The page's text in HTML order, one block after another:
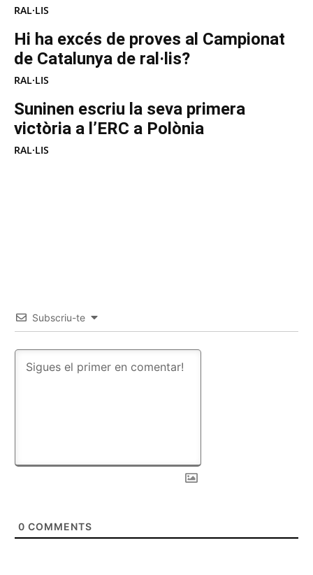
RAL·LIS
Hi ha excés de proves al Campionat
de Catalunya de ral·lis?
RAL·LIS
Suninen escriu la seva primera
victòria a l’ERC a Polònia
RAL·LIS
Subscriu-te
0 COMMENTS